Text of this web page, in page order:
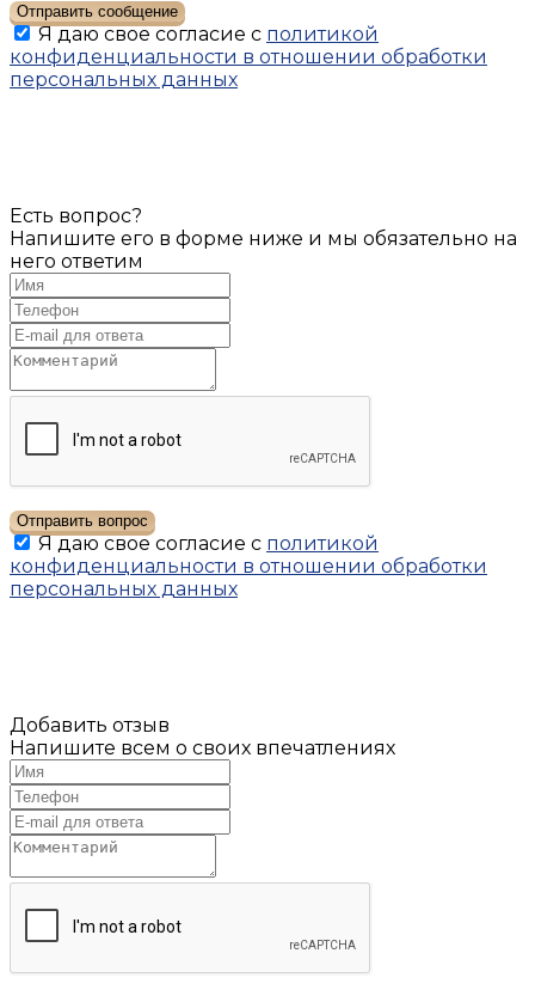
Отправить сообщение
Я даю свое согласие с политикой
конфиденциальности в отношении обработки
персональных данных
Есть вопрос?
Напишите его в форме ниже и мы обязательно на
него ответим
Отправить вопрос
Я даю свое согласие с политикой
конфиденциальности в отношении обработки
персональных данных
Добавить отзыв
Напишите всем о своих впечатлениях